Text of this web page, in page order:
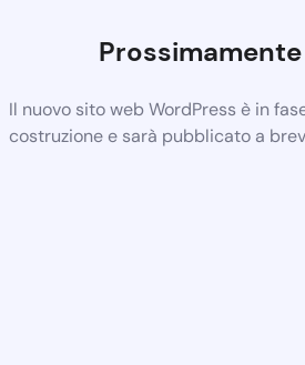
Prossimamente
Il nuovo sito web WordPress è in
costruzione e sarà pubblicato a